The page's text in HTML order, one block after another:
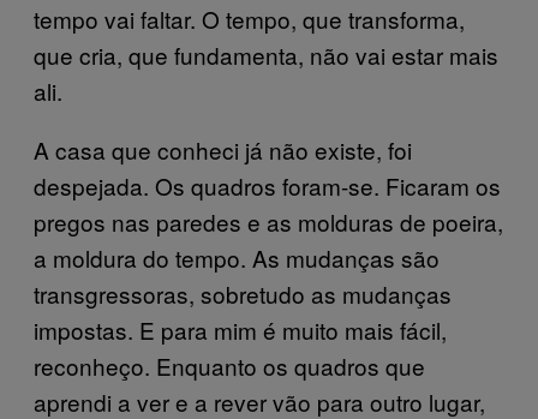
tempo vai faltar. O tempo, que transforma,
que cria, que fundamenta, não vai estar mais
ali.
A casa que conheci já não existe, foi
despejada. Os quadros foram-se. Ficaram os
pregos nas paredes e as molduras de poeira,
a moldura do tempo. As mudanças são
transgressoras, sobretudo as mudanças
impostas. E para mim é muito mais fácil,
reconheço. Enquanto os quadros que
aprendi a ver e a rever vão para outro lugar,